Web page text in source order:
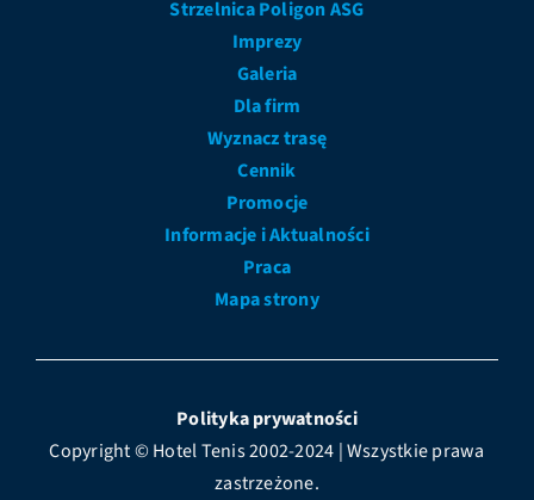
Strzelnica Poligon ASG
Imprezy
Galeria
Dla firm
Wyznacz trasę
Cennik
Promocje
Informacje i Aktualności
Praca
Mapa strony
Polityka prywatności
Copyright © Hotel Tenis 2002-2024 | Wszystkie prawa
zastrzeżone.